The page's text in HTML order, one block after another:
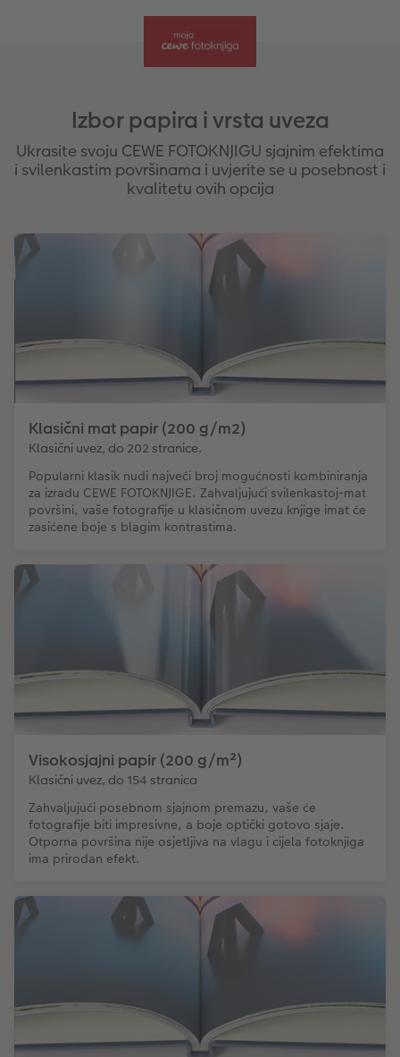
Izbor papira i vrsta uveza
Ukrasite svoju CEWE FOTOKNJIGU sjajnim efektima
i svilenkastim površinama i uvjerite se u posebnost i
kvalitetu ovih opcija
Klasični mat papir (200 g/m2)
Klasični uvez, do 202 stranice.
Popularni klasik nudi najveći broj mogućnosti kombiniranja
za izradu CEWE FOTOKNJIGE. Zahvaljujući svilenkastoj-mat
površini, vaše fotografije u klasičnom uvezu knjige imat će
zasićene boje s blagim kontrastima.
Visokosjajni papir (200 g/m²)
Klasični uvez, do 154 stranica
Zahvaljujući posebnom sjajnom premazu, vaše će
fotografije biti impresivne, a boje optički gotovo sjaje.
Otporna površina nije osjetljiva na vlagu i cijela fotoknjiga
ima prirodan efekt.